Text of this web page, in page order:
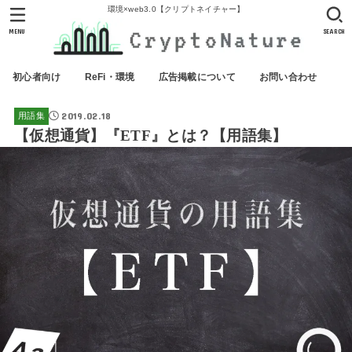
環境×web3.0【クリプトネイチャー】
初心者向け ReFi・環境 広告掲載について お問い合わせ
SEARCH
MENU
用語集 2019.02.18
【仮想通貨】『ETF』とは？【用語集】